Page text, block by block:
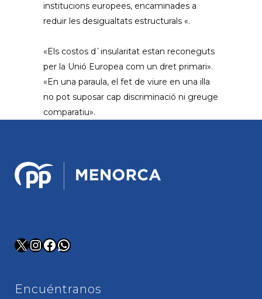
institucions europees, encaminades a
reduir les desigualtats estructurals «.
«Els costos d`insularitat estan reconeguts
per la Unió Europea com un dret primari».
«En una paraula, el fet de viure en una illa
no pot suposar cap discriminació ni greuge
comparatiu».
X Instagram
Facebook
WhatsApp
Encuéntranos